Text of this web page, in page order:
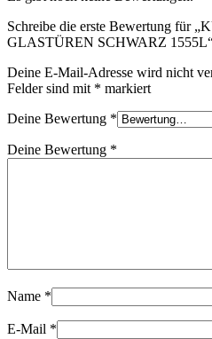
Schreibe die erste Bewertung für
GLASTÜREN SCHWARZ
Deine E-Mail-Adresse wird nicht
Felder sind mit * markiert
Deine Bewertung *
Deine Bewertung *
Name *
E-Mail *